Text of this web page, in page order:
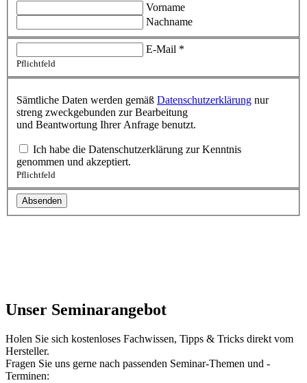
Vorname
Nachname
E-Mail *
Pflichtfeld
Sämtliche Daten werden gemäß Datenschutzerklärung nur
streng zweckgebunden zur Bearbeitung
und Beantwortung Ihrer Anfrage benutzt.
Ich habe die Datenschutzerklärung zur Kenntnis
genommen und akzeptiert.
Pflichtfeld
Unser Seminar­angebot
Holen Sie sich kostenloses Fachwissen, Tipps & Tricks direkt vom
Hersteller.
Fragen Sie uns gerne nach passenden Seminar-Themen und -
Terminen: